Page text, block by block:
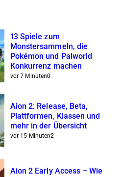
13 Spiele zum
Monstersammeln, die
Pokémon und Palworld
Konkurrenz machen
vor 7 Minuten0
Aion 2: Release, Beta,
Plattformen, Klassen und
mehr in der Übersicht
vor 15 Minuten2
Aion 2 Early Access – Wie